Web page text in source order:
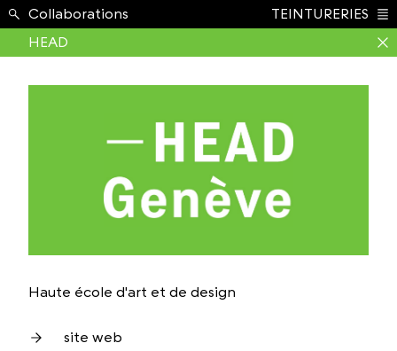
École ›
Collaborations
TEINTURERIES
HEAD
Haute école d'art et de design
site web